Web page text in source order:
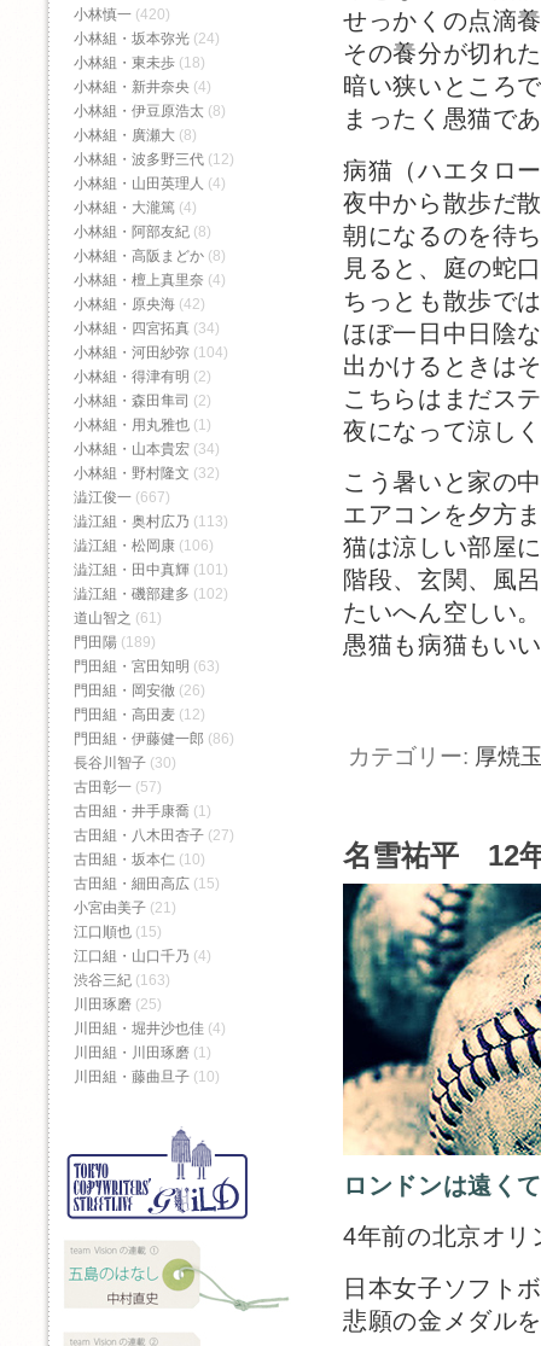
せっかくの点滴
その養分が切れ
暗い狭いところ
まったく愚猫で
病猫（ハエタロ
夜中から散歩だ
朝になるのを待
見ると、庭の蛇
ちっとも散歩で
ほぼ一日中日陰
出かけるときは
こちらはまだス
夜になって涼し
こう暑いと家の
エアコンを夕方
猫は涼しい部屋
階段、玄関、風
たいへん空しい
愚猫も病猫もい
カテゴリー: 厚焼
名雪祐平 12
ロンドンは遠く
4年前の北京オリ
日本女子ソフト
悲願の金メダル
小林慎一 (420)
小林組・坂本弥光 (24)
小林組・東未歩 (18)
小林組・新井奈央 (4)
小林組・伊豆原浩太 (8)
小林組・廣瀬大 (8)
小林組・波多野三代 (12)
小林組・山田英理人 (4)
小林組・大瀧篤 (4)
小林組・阿部友紀 (8)
小林組・高阪まどか (8)
小林組・檀上真里奈 (4)
小林組・原央海 (42)
小林組・四宮拓真 (34)
小林組・河田紗弥 (104)
小林組・得津有明 (2)
小林組・森田隼司 (2)
小林組・用丸雅也 (1)
小林組・山本貴宏 (34)
小林組・野村隆文 (32)
澁江俊一 (667)
澁江組・奥村広乃 (113)
澁江組・松岡康 (106)
澁江組・田中真輝 (101)
澁江組・磯部建多 (102)
道山智之 (61)
門田陽 (189)
門田組・宮田知明 (63)
門田組・岡安徹 (26)
門田組・高田麦 (12)
門田組・伊藤健一郎 (86)
長谷川智子 (30)
古田彰一 (57)
古田組・井手康喬 (1)
古田組・八木田杏子 (27)
古田組・坂本仁 (10)
古田組・細田高広 (15)
小宮由美子 (21)
江口順也 (15)
江口組・山口千乃 (4)
渋谷三紀 (163)
川田琢磨 (25)
川田組・堀井沙也佳 (4)
川田組・川田琢磨 (1)
川田組・藤曲旦子 (10)